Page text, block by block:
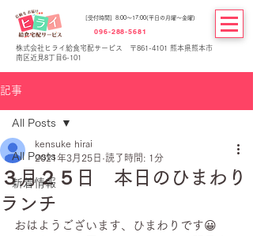
[受付時間] 8:00～17:00(平日の月曜～金曜)
096-288-5681
株式会社ヒライ給食宅配サービス 〒861-4101 熊本県熊本市
南区近見8丁目6-101
記事
All Posts
新着情報
All Posts
３月２５日 本日のひまわり
ランチ
kensuke hirai
2021年3月25日 読了時間: 1分
おはようございます、ひまわりです😀